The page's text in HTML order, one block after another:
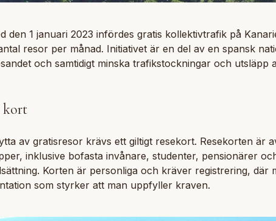
den 1 januari 2023 infördes gratis kollektivtrafik på
resor per månad. Initiativet är en del av en spansk
och samtidigt minska trafikstockningar och utsläpp
kort
av gratisresor krävs ett giltigt resekort. Resekorten är
inklusive bofasta invånare, studenter, pensionärer
Korten är personliga och kräver registrering, där
som styrker att man uppfyller kraven.